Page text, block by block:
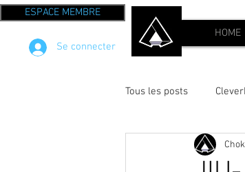
ESPACE MEMBRE
Se connecter
HOME
Tous les posts
FIGHT WOD